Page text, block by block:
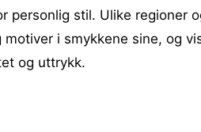
personlig stil. Ulike regioner
motiver i smykkene sine, og
og uttrykk.